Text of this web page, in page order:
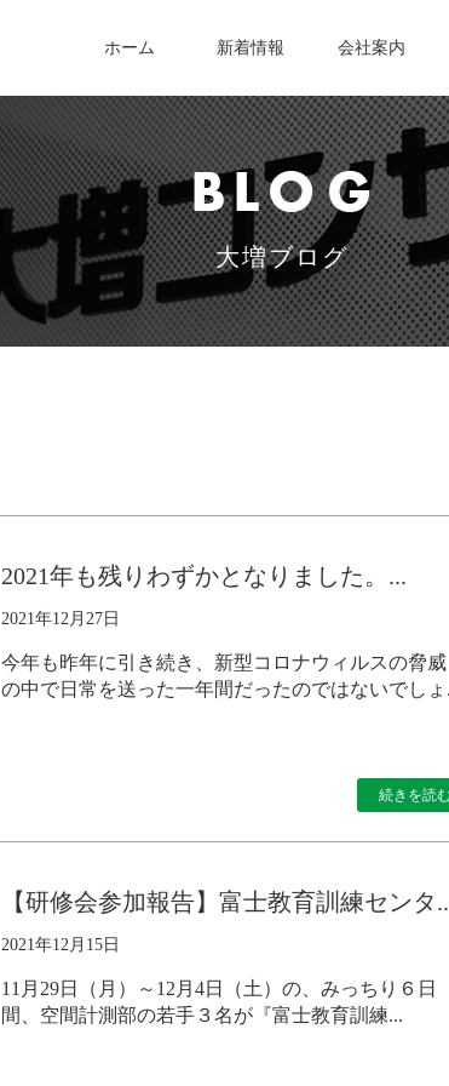
ホーム 新着情報 会社案内
大増ブログ
2021年も残りわずかとなりました。...
2021年12月27日
今年も昨年に引き続き、新型コロナウィルスの脅威
の中で日常を送った一年間だったのではないでしょ
続きを読
【研修会参加報告】富士教育訓練センタ
2021年12月15日
11月29日（月）～12月4日（土）の、みっちり６日
間、空間計測部の若手３名が『富士教育訓練...